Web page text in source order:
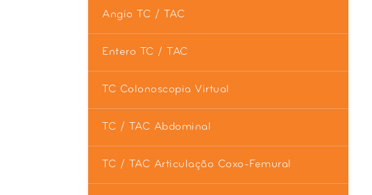
Angio TC / TAC
Entero TC / TAC
TC Colonoscopia Virtual
TC / TAC Abdominal
TC / TAC Articulação Coxo-Femural